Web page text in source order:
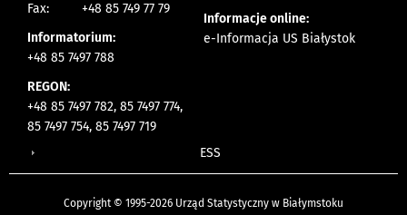
Fax:
+48 85 749 77 79
Informatorium:
+48 85 7497 788
REGON:
+48 85 7497 782, 85 7497 774,
85 7497 754, 85 7497 719
Informacje online:
e-Informacja US Białystok
ESS
Copyright © 1995-2026 Urząd Statystyczny w Białymstoku